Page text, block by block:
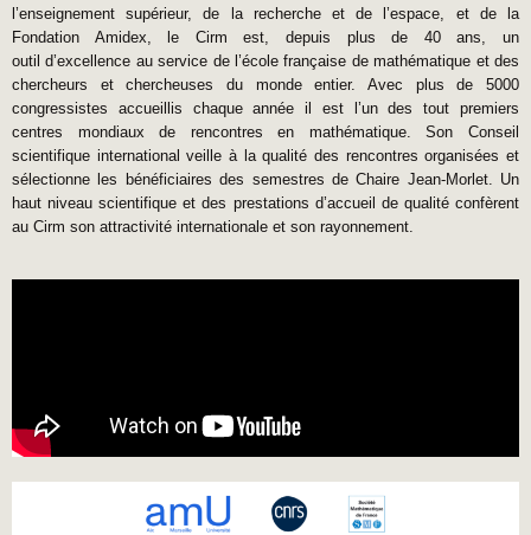
l’enseignement supérieur, de la recherche et de l’espace, et de la
Fondation Amidex, le Cirm est, depuis plus de 40 ans, un
outil d’excellence au service de l’école française de mathématique et des
chercheurs et chercheuses du monde entier. Avec plus de 5000
congressistes accueillis chaque année il est l’un des tout premiers
centres mondiaux de rencontres en mathématique. Son Conseil
scientifique international veille à la qualité des rencontres organisées et
sélectionne les bénéficiaires des semestres de Chaire Jean-Morlet. Un
haut niveau scientifique et des prestations d’accueil de qualité confèrent
au Cirm son attractivité internationale et son rayonnement.